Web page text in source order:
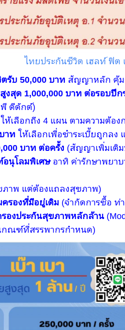
ไทยประกันชีวิต เฮลท์ ฟิต
รับ 50,000 บาท สัญญาหลัก คุ้ม
สุด 1,000,000 บาท ต่อรอบปีก
ดีดักต์)
ห้เลือกถึง 4 แผน ตามความต้อง
าท ให้เลือกเพื่อชำระเบี้ยถูกล
บาท ต่อครั้ง (สัญญาเพิ่มเติ
อนุโลมพิเศษอาทิ ค่ารักษาพยาบ
ภาพ แต่ต้องแถลงสุขภาพ)
รองที่มีอยู่เดิม (จำกัดการซื้อ ท่
รองประกันสุขภาพหลักล้าน
ณฑ์ที่สรรพากรกำหนด)